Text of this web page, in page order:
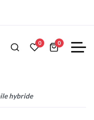
0 0
hybride